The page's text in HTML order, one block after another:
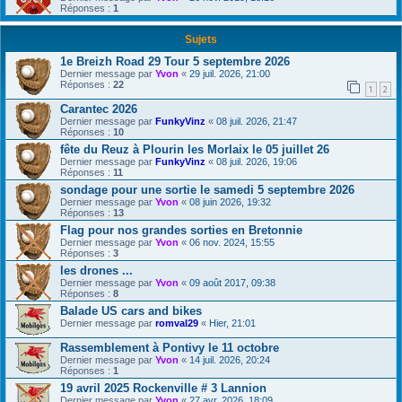
Réponses : 1
Sujets
1e Breizh Road 29 Tour 5 septembre 2026
Dernier message par Yvon « 29 juil. 2026, 21:00
Réponses : 22 1 2
Carantec 2026
Dernier message par FunkyVinz « 08 juil. 2026, 21:47
Réponses : 10
fête du Reuz à Plourin les Morlaix le 05 juillet 26
Dernier message par FunkyVinz « 08 juil. 2026, 19:06
Réponses : 11
sondage pour une sortie le samedi 5 septembre 2026
Dernier message par Yvon « 08 juin 2026, 19:32
Réponses : 13
Flag pour nos grandes sorties en Bretonnie
Dernier message par Yvon « 06 nov. 2024, 15:55
Réponses : 3
les drones ...
Dernier message par Yvon « 09 août 2017, 09:38
Réponses : 8
Balade US cars and bikes
Dernier message par romval29 « Hier, 21:01
Rassemblement à Pontivy le 11 octobre
Dernier message par Yvon « 14 juil. 2026, 20:24
Réponses : 1
19 avril 2025 Rockenville # 3 Lannion